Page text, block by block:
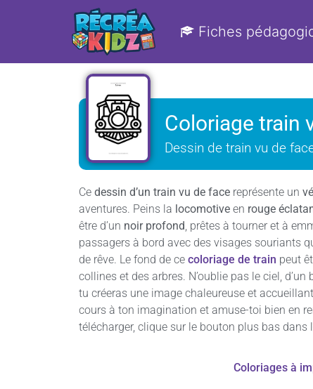
Fiches
Coloriage train
Dessin de train vu de
Ce dessin d’un train vu de face représente un
aventures. Peins la locomotive en rouge
être d’un noir profond, prêtes à tourner et à
passagers à bord avec des visages souriants
de rêve. Le fond de ce coloriage de train peut
collines et des arbres. N’oublie pas le ciel,
tu créeras une image chaleureuse et
cours à ton imagination et amuse-toi bien en
télécharger, clique sur le bouton plus bas dans
Coloriages à